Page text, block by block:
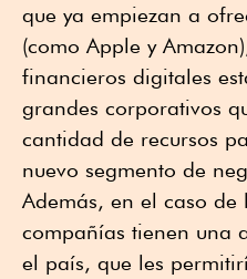
que ya empiezan a
(como Apple y
financieros digitales
grandes corporativos
cantidad de recursos
nuevo segmento de
Además, en el caso de
compañías tienen una
el país, que les